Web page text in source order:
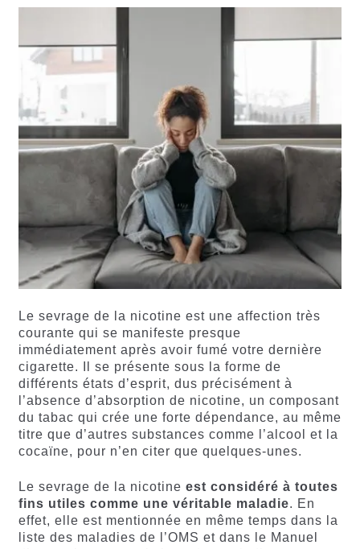
Le sevrage de la nicotine est une affection très
courante qui se manifeste presque
immédiatement après avoir fumé votre dernière
cigarette. Il se présente sous la forme de
différents états d’esprit, dus précisément à
l’absence d’absorption de nicotine, un composant
du tabac qui crée une forte dépendance, au même
titre que d’autres substances comme l’alcool et la
cocaïne, pour n’en citer que quelques-unes.
Le sevrage de la nicotine est considéré à toutes
fins utiles comme une véritable maladie. En
effet, elle est mentionnée en même temps dans la
liste des maladies de l’OMS et dans le Manuel